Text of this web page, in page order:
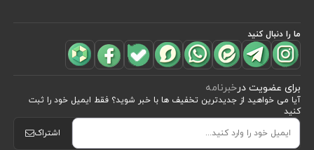
ما را دنبال کنید
برای عضویت درخبرنامه
آیا می خواهید از جدید‌ترین تخفیف‌ ها با‌ خبر شوید؟ فقط ایمیل خود را ثبت
کنید
اشتراک